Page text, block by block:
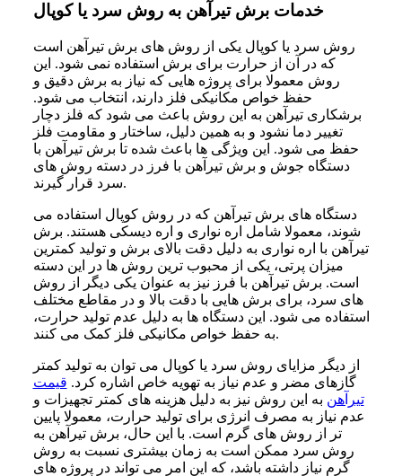
خدمات برش تیرآهن به روش سرد یا کوپال
روش سرد یا کوپال یکی از روش‌ های برش تیرآهن است
که در آن از حرارت برای برش استفاده نمی‌ شود. این
روش معمولا برای پروژه‌ هایی که نیاز به برش دقیق و
حفظ خواص مکانیکی فلز دارند، انتخاب می‌ شود.
برشکاری تیرآهن به این روش باعث می‌ شود که فلز دچار
تغییر دما نشود و به همین دلیل، ساختار و مقاومت فلز
حفظ می‌ شود. این ویژگی‌ ها باعث شده تا برش تیرآهن با
دستگاه جوش و برش تیرآهن با فرز در دسته روش‌ های
سرد قرار گیرند.
دستگاه‌ های برش تیرآهن که در روش کوپال استفاده می‌
شوند، معمولا شامل اره نواری و اره دیسکی هستند. برش
تیرآهن با اره نواری به دلیل دقت بالای برش و تولید کمترین
میزان پرتی، یکی از محبوب‌ ترین روش‌ ها در این دسته
است. برش تیرآهن با فرز نیز به عنوان یکی دیگر از روش‌
های سرد، برای برش‌ هایی با دقت بالا و در مقاطع مختلف
استفاده می‌ شود. این دستگاه‌ ها به دلیل عدم تولید حرارت،
به حفظ خواص مکانیکی فلز کمک می‌ کنند.
از دیگر مزایای روش سرد یا کوپال می‌ توان به تولید کمتر
گازهای مضر و عدم نیاز به تهویه خاص اشاره کرد. قیمت
تیرآهن به این روش نیز به دلیل هزینه‌ های کمتر تجهیزات و
عدم نیاز به مصرف انرژی برای تولید حرارت، معمولا پایین‌
تر از روش‌ های گرم است. با این حال، برش تیرآهن به
روش سرد ممکن است به زمان بیشتری نسبت به روش
گرم نیاز داشته باشد، که این امر می‌ تواند در پروژه‌ های